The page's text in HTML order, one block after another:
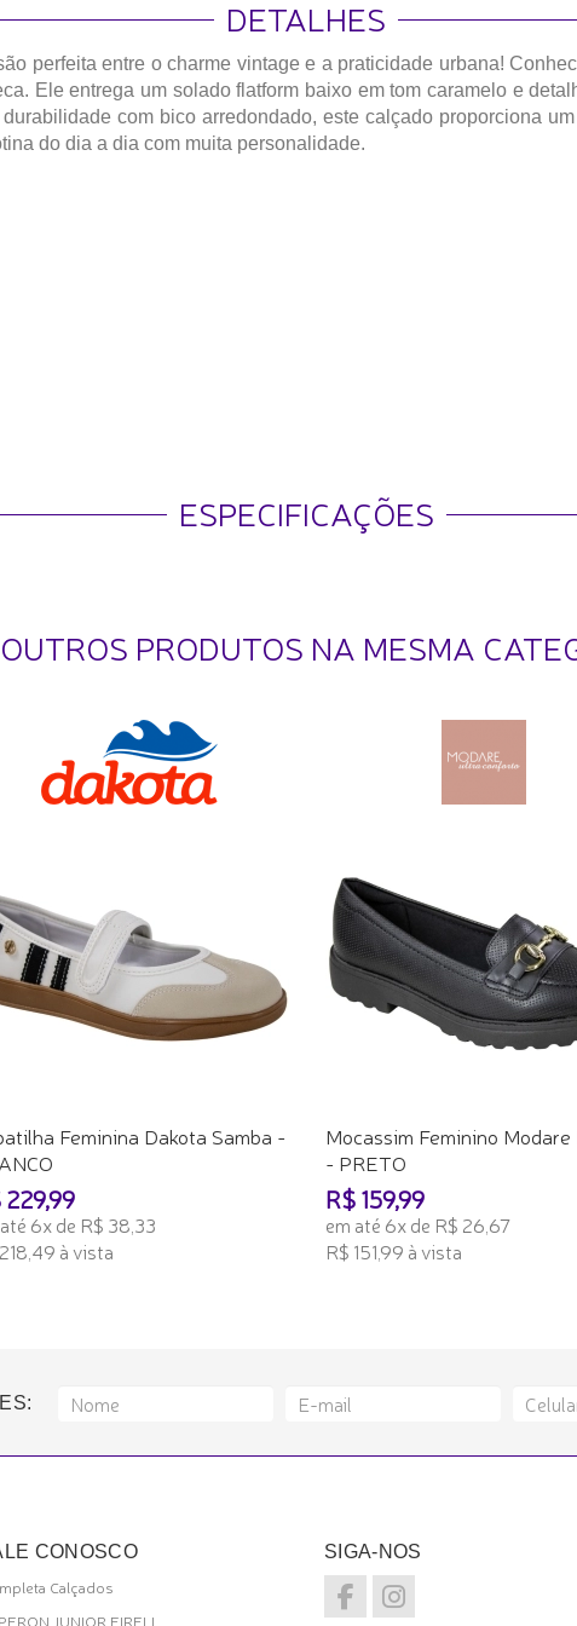
DETALHES
perfeita entre o charme vintage e a praticidade urbana!
Ele entrega um solado flatform baixo em tom caramelo e
com bico arredondado, este calçado proporciona
do dia a dia com muita personalidade.
ESPECIFICAÇÕES
PRODUTOS NA MESMA
Feminina Dakota Samba -
229,99
6x de R$ 38,33
à vista
Mocassim Feminino
- PRETO
R$ 159,99
em até 6x de R$ 26,67
R$ 151,99 à vista
CONOSCO
Calçados
JUNIOR EIRELI
SIGA-NOS